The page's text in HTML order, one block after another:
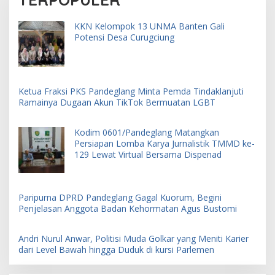
KKN Kelompok 13 UNMA Banten Gali
Potensi Desa Curugciung
Ketua Fraksi PKS Pandeglang Minta Pemda Tindaklanjuti
Ramainya Dugaan Akun TikTok Bermuatan LGBT
Kodim 0601/Pandeglang Matangkan
Persiapan Lomba Karya Jurnalistik TMMD ke-
129 Lewat Virtual Bersama Dispenad
Paripurna DPRD Pandeglang Gagal Kuorum, Begini
Penjelasan Anggota Badan Kehormatan Agus Bustomi
Andri Nurul Anwar, Politisi Muda Golkar yang Meniti Karier
dari Level Bawah hingga Duduk di kursi Parlemen